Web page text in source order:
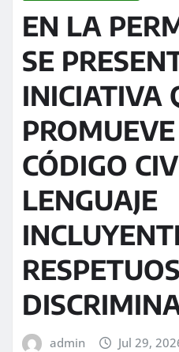
EN LA
SE
INICIATIVA
CÓDIGO
LENGUAJE
admin Jul 29,